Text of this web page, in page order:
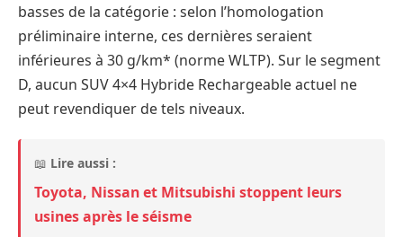
basses de la catégorie : selon l’homologation
préliminaire interne, ces dernières seraient
inférieures à 30 g/km* (norme WLTP). Sur le segment
D, aucun SUV 4×4 Hybride Rechargeable actuel ne
peut revendiquer de tels niveaux.
📖 Lire aussi :
Toyota, Nissan et Mitsubishi stoppent leurs
usines après le séisme